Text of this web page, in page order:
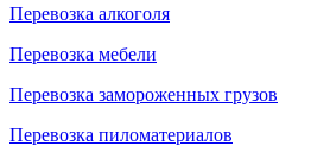
Перевозка алкоголя
Перевозка мебели
Перевозка замороженных грузов
Перевозка пиломатериалов